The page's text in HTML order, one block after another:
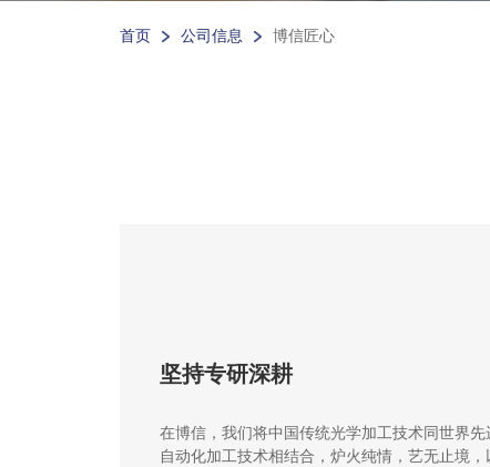
首页 公司信息 博信匠心
坚持专研深耕
在博信，我们将中国传统光学加工技术同世界先
自动化加工技术相结合，炉火纯情，艺无止境，